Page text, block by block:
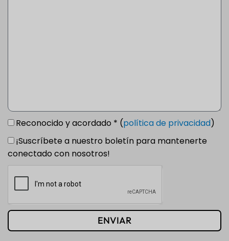
Reconocido y acordado * (política de privacidad)
¡Suscríbete a nuestro boletín para mantenerte
conectado con nosotros!
ENVIAR